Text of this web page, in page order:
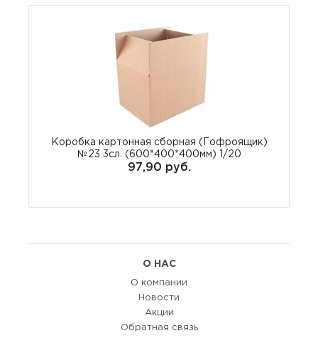
Коробка картонная сборная (Гофроящик)
№23 3сл. (600*400*400мм) 1/20
97,90 руб.
О НАС
О компании
Новости
Акции
Обратная связь